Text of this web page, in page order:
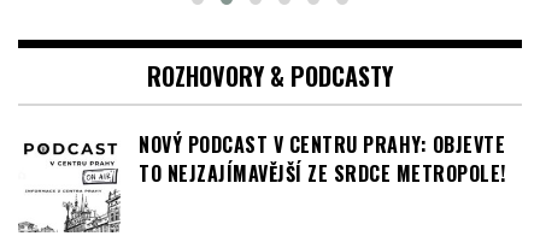
ROZHOVORY & PODCASTY
NOVÝ PODCAST V CENTRU PRAHY: OBJEVTE
TO NEJZAJÍMAVĚJŠÍ ZE SRDCE METROPOLE!